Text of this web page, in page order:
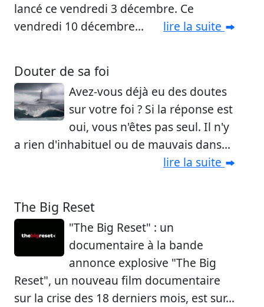
lancé ce vendredi 3 décembre. Ce
vendredi 10 décembre...
lire la suite
Douter de sa foi
Avez-vous déjà eu des doutes
sur votre foi ? Si la réponse est
oui, vous n'êtes pas seul. Il n'y
a rien d'inhabituel ou de mauvais dans...
lire la suite
The Big Reset
"The Big Reset" : un
documentaire à la bande
annonce explosive "The Big
Reset", un nouveau film documentaire
sur la crise des 18 derniers mois, est sur...